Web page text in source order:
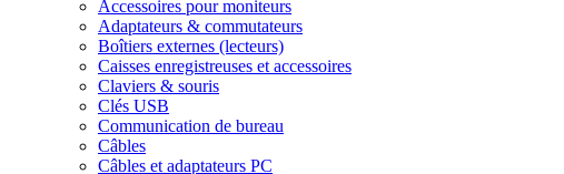
Accessoires pour moniteurs
Adaptateurs & commutateurs
Boîtiers externes (lecteurs)
Caisses enregistreuses et accessoires
Claviers & souris
Clés USB
Communication de bureau
Câbles
Câbles et adaptateurs PC